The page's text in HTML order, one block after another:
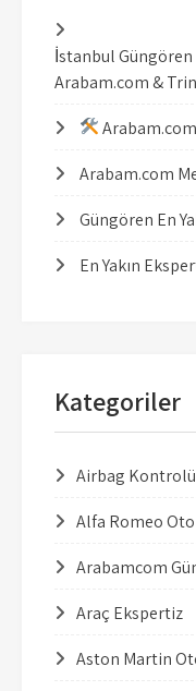
İstanbul
Arabam.com &
Arabam.com
Güngören En
En Yakın
Kategoriler
Airbag Kontrolü
Alfa Romeo
Arabamcom
Araç Ekspertiz
Aston Martin